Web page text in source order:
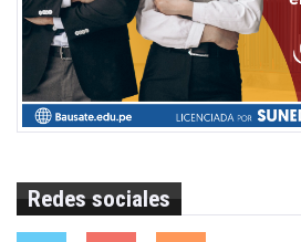
Redes sociales